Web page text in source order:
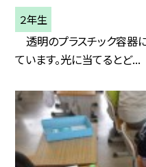
２年生
透明のプラスチック容器
ています。光に当てるとど...